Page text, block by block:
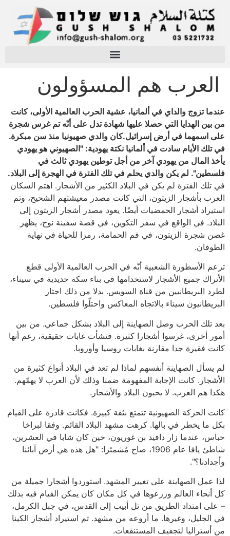
العرب هم المسؤولون
عندما تزوج والداي في ألمانيا، عشية الحرب العالمية الأولى، كانت
من بين الهدايا التي حصلا عليها شهادة تدل على أنّه تم غرس شجرة
على اسمهما في أرض إسرائيل.كان والدي صهيونيا منذ سن مبكرة.
في تلك الأيام سادت في ألمانيا نكتة يهودية: "الصهيوني هو يهودي
يأخذ المال من يهودي آخر من أجل توطين يهودي ثالث في
فلسطين". لم يكن والدي يحلم في تلك الفترة في الهجرة إلى البلاد.
في تلك الفترة لم يكن في البلاد الكثير من الأشجار. اهتم السكان
العرب بأشجار الزيتون، التي كانت مصدر معيشتهم الشحيح، وتم
استيراد أشجار الحمضيات أيضًا. يعود مصدر أشجار الزيتون إلى
البلاد. في الواقع في سفر التكوين، في قصة سفينة نوح، يظهر
غصن شجرة الزيتون، في فم الحمامة، رمزا للحياة في نهاية
الطوفان.
تزعم الأسطورة الشعبية أنّه في الحرب العالمية الأولى قطع
الأتراك جميع الأشجار لاستخدامها في بناء سكة حديدية في سيناء،
لطرد البريطانيين من قناة السويس. بدلا من ذلك اجتاز
البريطانيون سيناء بالاتجاه المعاكس واحتلّوا فلسطين.
بعد تلك الحرب وصل الصهاينة إلى البلاد بشكل جماعي. من بين
أمور أخرى، غرسوا أشجارا كثيرة. فنشأت غابات حقيقية، رغم أنها
كانت فقيرة جدا مقارنة بغابات روسيا وأوروبا.
لم يسأل الصهاينة أنفسهم لماذا لم تعد في البلاد أنواع كثيرة من
الأشجار. كانت الإجابة المفهومة ضمنا وذلك لأن العرب لا يهمّهم.
هكذا هم العرب. لا يحبون البلاد والأشجار.
كانت الحركة الصهيونية تتمتع بثقة كبيرة. فكانت قادرة على القيام
بكل ما يخطر في بالها. كرهت مشهد البلاد القائم. وفقا لبراخا
حباس، عندما زار دافيد بن غوريون، حين كان شابا في العشرين،
شاطئ يافا عام 1906، صاح مُشمئزا: "هل هذه هي أرض آبائنا
وأجدادنا؟".
لذا عمل الصهاينة على تغيير المشهد. استوردوا أشجارا جميلة من
كل أنحاء العالم وزرعوها في كل مكان كان يمكن القيام فيه بذلك
– على امتداد الطريق من تل أبيب إلى القدس، في جبل الكرمل،
في الجليل، وغيرها. ما أروعه من مشهد. تم استيراد أشجار الكينا
من أستراليا لتجفيف المستنقعات.